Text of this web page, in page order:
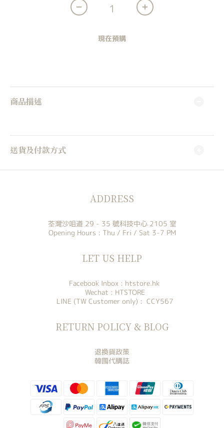
現在預購
商品描述
送貨及付款方式
ADDRESS
荃灣沙咀道 29 - 35 號科技中心 2105 室
Opening Hours : Thu / Fri / Sat 3-7 PM
LET US HELP
Facebook Inbox : htstore.hk
Wechat : HTSTORE
LINE (TW Customer only) : CCY567
RETURN POLICY & BLOG
退換貨政策
韓國代購誌